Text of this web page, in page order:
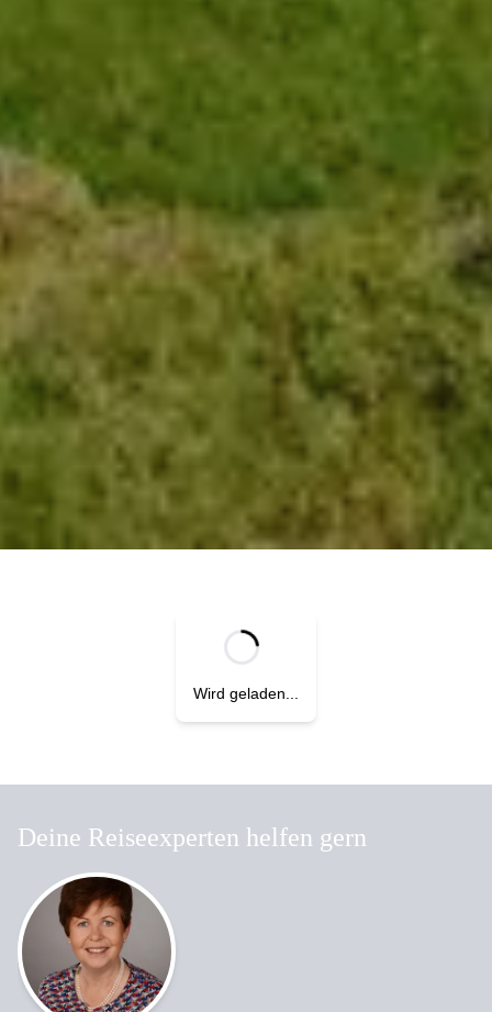
Wird geladen...
Deine Reiseexperten helfen gern